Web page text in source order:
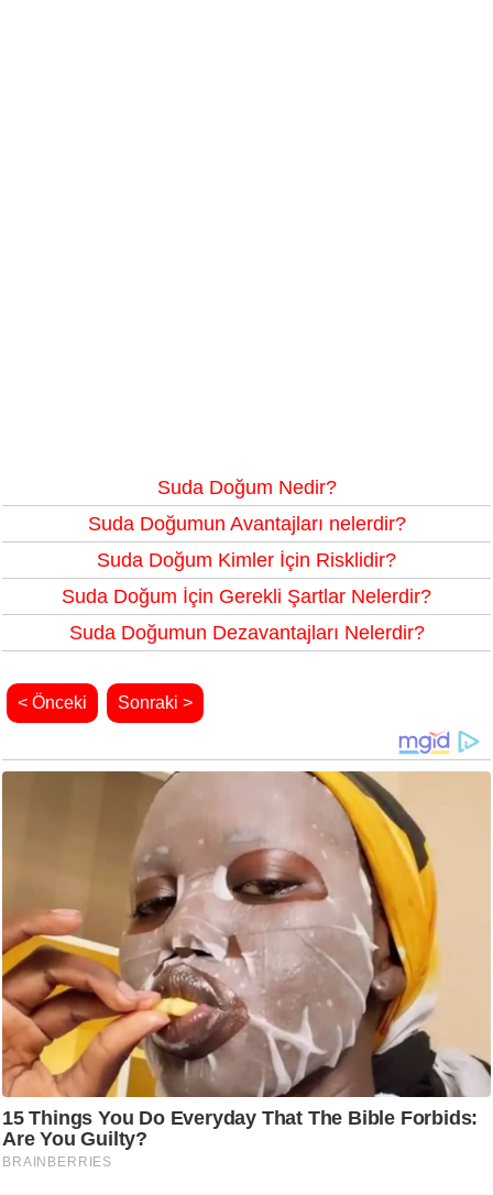
Suda Doğum Nedir?
Suda Doğumun Avantajları nelerdir?
Suda Doğum Kimler İçin Risklidir?
Suda Doğum İçin Gerekli Şartlar Nelerdir?
Suda Doğumun Dezavantajları Nelerdir?
< Önceki Sonraki >